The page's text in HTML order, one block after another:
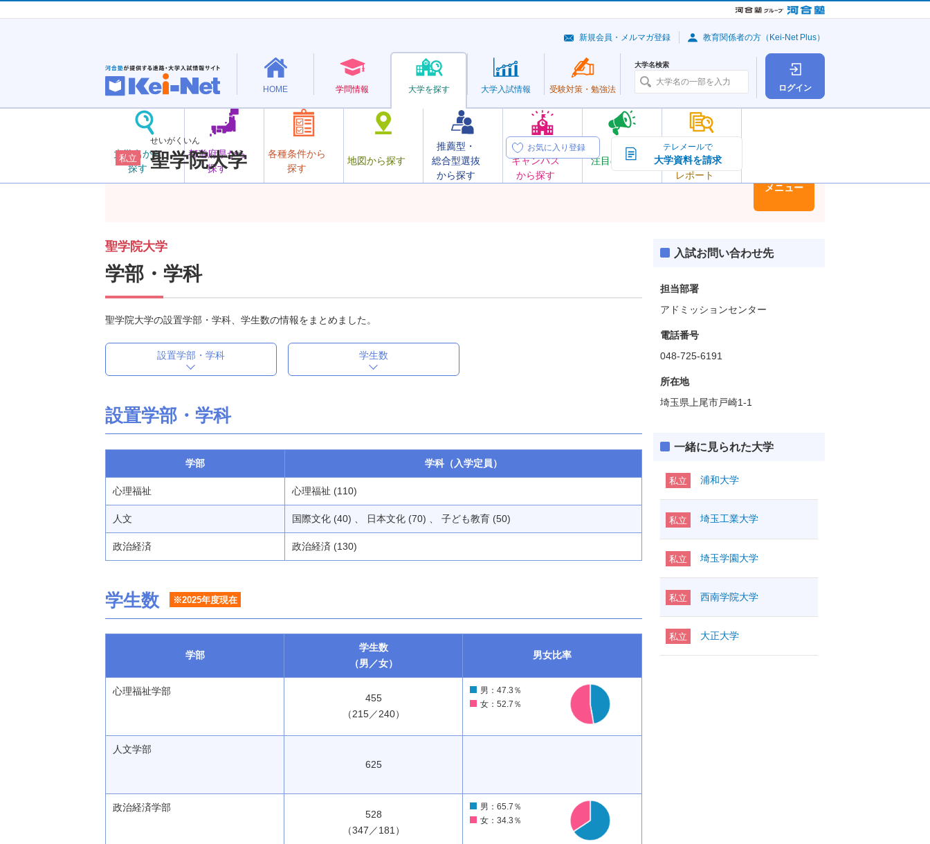
ログイン
HOME 学問情報 大学を探す
大学名から
探す
都道府県から
探す
各種条件から
探す
地図から探す
推薦型・
総合型選抜
から探す
オープン
キャンパス
から探す
注目の大学
大学の今
トピック＆
レポート
大学入試情報 受験対策・ 勉強法
大学名検索
新規会員・メルマガ登録 教育関係者の方（Kei-Net Plus）
私立
せいがくいん
聖学院大学
お気に入り登録 テレメールで
大学資料を請求
メニュー
聖学院大学
学部・学科
聖学院大学の設置学部・学科、学生数の情報をまとめました。
設置学部・学科 学生数
設置学部・学科
学部 学科（入学定員）
心理福祉 心理福祉 (110)
人文 国際文化 (40) 、 日本文化 (70) 、 子ども教育 (50)
政治経済 政治経済 (130)
学生数 ※2025年度現在
学部
学生数
（男／女）
男女比率
心理福祉学部
455
（215／240）
男：47.3％
女：52.7％
人文学部
625
政治経済学部
528
（347／181）
男：65.7％
女：34.3％
入試お問い合わせ先
担当部署
アドミッションセンター
電話番号
048-725-6191
所在地
埼玉県上尾市戸崎1-1
一緒に見られた大学
私立 浦和大学
私立 埼玉工業大学
私立 埼玉学園大学
私立 西南学院大学
私立 大正大学